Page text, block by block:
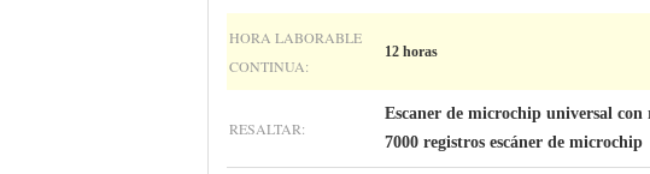
HORA LABORABLE
CONTINUA:
12 horas
RESALTAR:
Escaner de microchip universal con
7000 registros escáner de microchip